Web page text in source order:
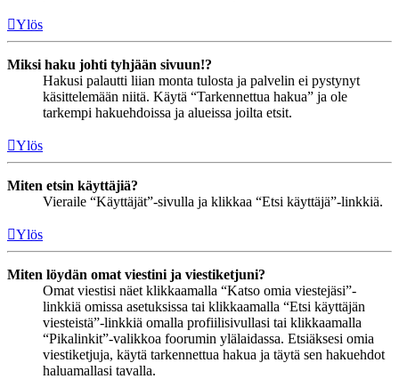
Ylös
Miksi haku johti tyhjään sivuun!?
Hakusi palautti liian monta tulosta ja palvelin ei pystynyt
käsittelemään niitä. Käytä “Tarkennettua hakua” ja ole
tarkempi hakuehdoissa ja alueissa joilta etsit.
Ylös
Miten etsin käyttäjiä?
Vieraile “Käyttäjät”-sivulla ja klikkaa “Etsi käyttäjä”-linkkiä.
Ylös
Miten löydän omat viestini ja viestiketjuni?
Omat viestisi näet klikkaamalla “Katso omia viestejäsi”-
linkkiä omissa asetuksissa tai klikkaamalla “Etsi käyttäjän
viesteistä”-linkkiä omalla profiilisivullasi tai klikkaamalla
“Pikalinkit”-valikkoa foorumin ylälaidassa. Etsiäksesi omia
viestiketjuja, käytä tarkennettua hakua ja täytä sen hakuehdot
haluamallasi tavalla.